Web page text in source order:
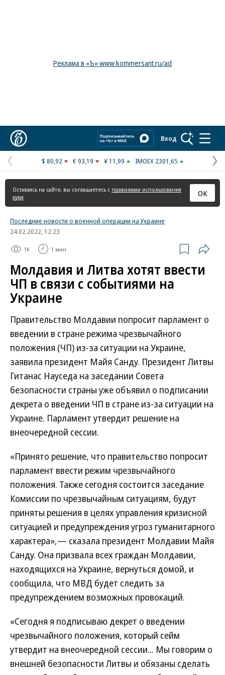
Реклама в «Ъ» www.kommersant.ru/ad
Вход
Предыдущая
страница
$ 80,92 € 93,19 ¥ 11,99 IMOEX 2301,65
Оставаясь на сайте, вы соглашаетесь с правилами использования
куки
ОК
Последние новости о военной операции на Украине
24.02.2022, 12:23
1K 1 мин.
Молдавия и Литва хотят ввести
ЧП в связи с событиями на
Украине
Правительство Молдавии попросит парламент о
введении в стране режима чрезвычайного
положения (ЧП) из-за ситуации на Украине,
заявила президент Майя Санду. Президент Литвы
Гитанас Науседа на заседании Совета
безопасности страны уже объявил о подписании
декрета о введении ЧП в стране из-за ситуации на
Украине. Парламент утвердит решение на
внеочередной сессии.
«Принято решение, что правительство попросит
парламент ввести режим чрезвычайного
положения. Также сегодня состоится заседание
Комиссии по чрезвычайным ситуациям, будут
приняты решения в целях управления кризисной
ситуацией и предупреждения угроз гуманитарного
характера»,— сказала президент Молдавии Майя
Санду. Она призвала всех граждан Молдавии,
находящихся на Украине, вернуться домой, и
сообщила, что МВД будет следить за
предупреждением возможных провокаций.
«Сегодня я подписываю декрет о введении
чрезвычайного положения, который сейм
утвердит на внеочередной сессии... Мы говорим о
внешней безопасности Литвы и обязаны сделать